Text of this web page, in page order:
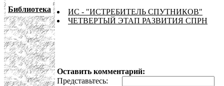
Библиотека
ИС - "ИСТРЕБИТЕЛЬ СПУТНИКОВ"
ЧЕТВЕРТЫЙ ЭТАП РАЗВИТИЯ СПРН
Оставить комментарий:
Представьтесь: